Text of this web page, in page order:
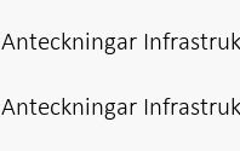
Anteckningar
Anteckningar